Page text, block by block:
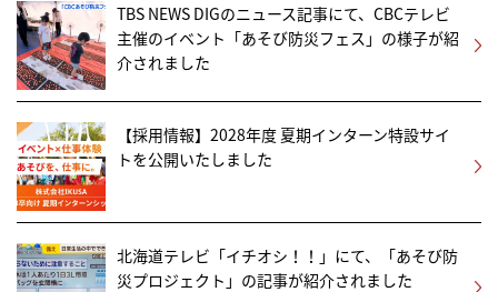
TBS NEWS DIGのニュース記事にて、CBCテレビ
主催のイベント「あそび防災フェス」の様子が紹
介されました
【採用情報】2028年度 夏期インターン特設サイ
トを公開いたしました
北海道テレビ「イチオシ！！」にて、「あそび防
災プロジェクト」の記事が紹介されました